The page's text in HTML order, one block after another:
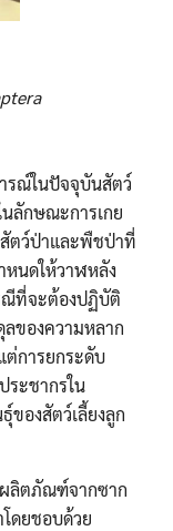
รณ์ในปัจจุบันสัตว์
ลักษณะการเกย
สัตว์ป่าและพืชป่าที่
หนดให้วาฬหลัง
ณีที่จะต้องปฏิบัติ
ของความหลาก
ต่การยกระดับ
ระชากรใน
องสัตว์เลี้ยงลูก
ผลิตภัณฑ์จากซาก
ดยชอบด้วย